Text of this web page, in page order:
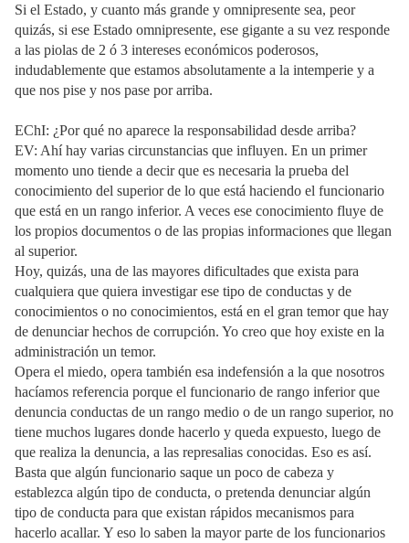
Si el Estado, y cuanto más grande y omnipresente sea, peor
quizás, si ese Estado omnipresente, ese gigante a su vez responde
a las piolas de 2 ó 3 intereses económicos poderosos,
indudablemente que estamos absolutamente a la intemperie y a
que nos pise y nos pase por arriba.
EChI: ¿Por qué no aparece la responsabilidad desde arriba?
EV: Ahí hay varias circunstancias que influyen. En un primer
momento uno tiende a decir que es necesaria la prueba del
conocimiento del superior de lo que está haciendo el funcionario
que está en un rango inferior. A veces ese conocimiento fluye de
los propios documentos o de las propias informaciones que llegan
al superior.
Hoy, quizás, una de las mayores dificultades que exista para
cualquiera que quiera investigar ese tipo de conductas y de
conocimientos o no conocimientos, está en el gran temor que hay
de denunciar hechos de corrupción. Yo creo que hoy existe en la
administración un temor.
Opera el miedo, opera también esa indefensión a la que nosotros
hacíamos referencia porque el funcionario de rango inferior que
denuncia conductas de un rango medio o de un rango superior, no
tiene muchos lugares donde hacerlo y queda expuesto, luego de
que realiza la denuncia, a las represalias conocidas. Eso es así.
Basta que algún funcionario saque un poco de cabeza y
establezca algún tipo de conducta, o pretenda denunciar algún
tipo de conducta para que existan rápidos mecanismos para
hacerlo acallar. Y eso lo saben la mayor parte de los funcionarios